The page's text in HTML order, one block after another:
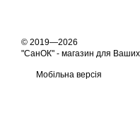
© 2019—2026
"СанОК" - магазин для Ваших
Мобільна версія